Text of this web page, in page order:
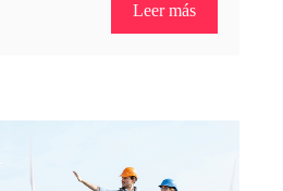
Leer más